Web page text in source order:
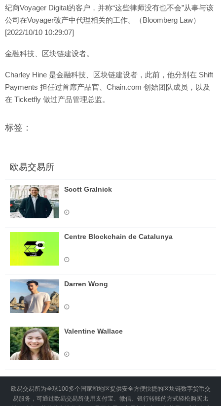
纪商Voyager Digital的客户，并称“这些律师没有也不会”从事与该
公司在Voyager破产中代理相关的工作。（Bloomberg Law）
[2022/10/10 10:29:07]
金融科技、区块链建设者。
Charley Hine 是金融科技、区块链建设者，此前，他分别在 Shift
Payments 担任过首席产品官、Chain.com 创始团队成员，以及
在 Ticketfly 做过产品管理总监。
标签：
欧易交易所
Scott Gralnick
Centre Blockchain de Catalunya
Darren Wong
Valentine Wallace
欧易交易所为全球100多个国家和地区提供安全方便快捷的区块链数字货币交
易服务，可通过欧易交易所使用支付宝、微信、银行转账的方式轻松购买比